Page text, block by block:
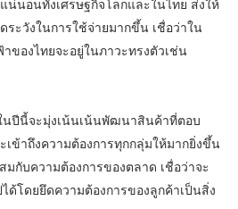
น่นอนทั้งเศรษฐกิจโลกและในไทย ส่งให้
ะวังในการใช้จ่ายมากขึ้น เชื่อว่าใน
ของไทยจะอยู่ในภาวะทรงตัวเช่น
นปีนี้จะมุ่งเน้นเน้นพัฒนาสินค้าที่ตอบ
ข้าถึงความต้องการทุกกลุ่มให้มากยิ่งขึ้น
กับความต้องการของตลาด เชื่อว่าจะ
ด้โดยยึดความต้องการของลูกค้าเป็นสิ่ง